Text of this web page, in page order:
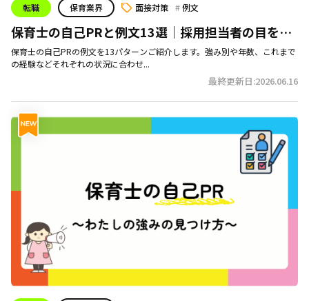
転職 保育業界 面接対策 例文
保育士の自己PRと例文13選｜採用担当者の目を惹
く書き方
保育士の自己PRの例文を13パターンご紹介します。強み別や年数、これまで
の経験などそれぞれの状況に合わせ...
最終更新日:2026.06.16